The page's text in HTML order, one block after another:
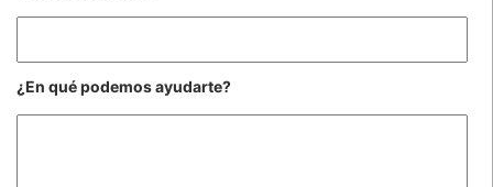
¿En qué podemos ayudarte?